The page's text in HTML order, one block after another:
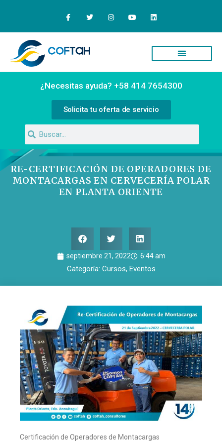
¿Necesitas ayuda? +58 414 7654300
Solicita tu oferta de servicio
RE-CERTIFICACIÓN DE OPERADORES DE
MONTACARGAS EN CERVECERÍA POLAR
EN PLANTA ORIENTE
septiembre 21, 2022 6:44 am
Categoría: Cursos, Eventos
Certificación de Operadores de Montacargas